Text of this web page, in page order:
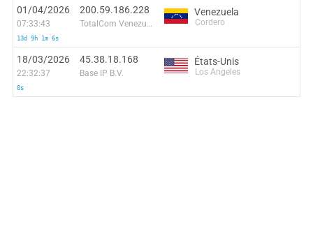
01/04/2026
07:33:43
13d 9h 1m 6s
200.59.186.228
TotalCom Venezuela C.A.
Venezuela
Cordero
18/03/2026
22:32:37
0s
45.38.18.168
Base IP B.V.
États-Unis
Los Angeles